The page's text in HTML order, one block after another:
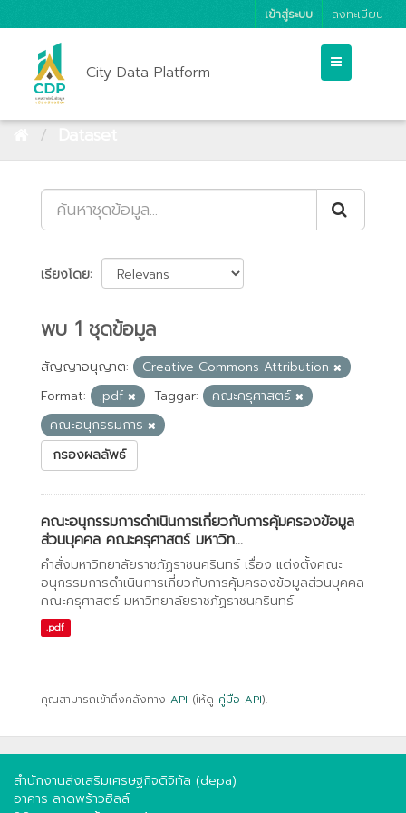
เข้าสู่ระบบ ลงทะเบียน
City Data Platform
เรียงโดย
พบ 1 ชุดข้อมูล
สัญญาอนุญาต:
Creative Commons Attribution
Format:
.pdf Taggar:
คณะครุศาสตร์
คณะอนุกรรมการ
กรองผลลัพธ์
คณะอนุกรรมการดำเนินการเกี่ยวกับการคุ้มครองข้อมูล
ส่วนบุคคล คณะครุศาสตร์ มหาวิท...
คำสั่งมหาวิทยาลัยราชภัฏราชนครินทร์ เรื่อง แต่งตั้งคณะ
อนุกรรมการดำเนินการเกี่ยวกับการคุ้มครองข้อมูลส่วนบุคคล
คณะครุศาสตร์ มหาวิทยาลัยราชภัฏราชนครินทร์
.pdf
คุณสามารถเข้าถึงคลังทาง API (ให้ดู คู่มือ API).
สำนักงานส่งเสริมเศรษฐกิจดิจิทัล (depa)
อาคาร ลาดพร้าวฮิลล์